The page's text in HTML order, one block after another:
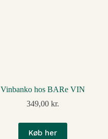
Vinbanko hos BARe VIN
349,00kr.
Køb her